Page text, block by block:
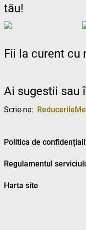
tău!
Fii la curent cu
Ai sugestii sau
Scrie-ne:
Politica de
Regulamentul
Harta site